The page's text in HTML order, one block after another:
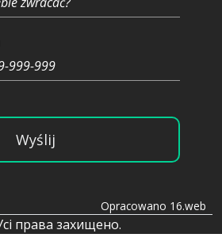
Wyślij
Opracowano 16.web
права захищено.